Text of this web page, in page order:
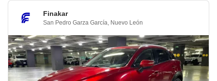
Finakar
San Pedro Garza García Nuevo León